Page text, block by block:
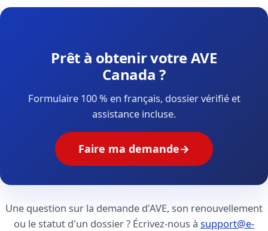
Prêt à obtenir votre AVE
Canada ?
Formulaire 100 % en français, dossier vérifié et
assistance incluse.
Faire ma demande→
Une question sur la demande d'AVE, son renouvellement
ou le statut d'un dossier ? Écrivez-nous à support@e-